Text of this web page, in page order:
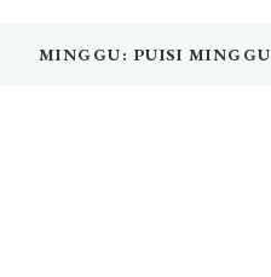
MINGGU: PUISI MINGGU